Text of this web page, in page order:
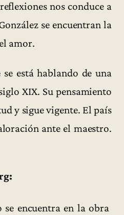
nos conduce a
se encuentran la
amor.
se está hablando de una
XIX. Su pensamiento
y sigue vigente. El país
ante el maestro.
se encuentra en la obra